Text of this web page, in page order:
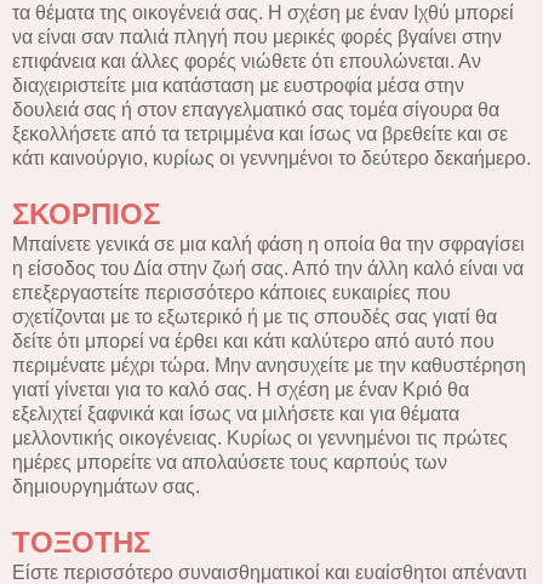
τα θέματα της οικογένειά σας. Η σχέση με έναν Ιχθύ μπορεί
να είναι σαν παλιά πληγή που μερικές φορές βγαίνει στην
επιφάνεια και άλλες φορές νιώθετε ότι επουλώνεται. Αν
διαχειριστείτε μια κατάσταση με ευστροφία μέσα στην
δουλειά σας ή στον επαγγελματικό σας τομέα σίγουρα θα
ξεκολλήσετε από τα τετριμμένα και ίσως να βρεθείτε και σε
κάτι καινούργιο, κυρίως οι γεννημένοι το δεύτερο δεκαήμερο.
ΣΚΟΡΠΙΟΣ
Μπαίνετε γενικά σε μια καλή φάση η οποία θα την σφραγίσει
η είσοδος του Δία στην ζωή σας. Από την άλλη καλό είναι να
επεξεργαστείτε περισσότερο κάποιες ευκαιρίες που
σχετίζονται με το εξωτερικό ή με τις σπουδές σας γιατί θα
δείτε ότι μπορεί να έρθει και κάτι καλύτερο από αυτό που
περιμένατε μέχρι τώρα. Μην ανησυχείτε με την καθυστέρηση
γιατί γίνεται για το καλό σας. Η σχέση με έναν Κριό θα
εξελιχτεί ξαφνικά και ίσως να μιλήσετε και για θέματα
μελλοντικής οικογένειας. Κυρίως οι γεννημένοι τις πρώτες
ημέρες μπορείτε να απολαύσετε τους καρπούς των
δημιουργημάτων σας.
ΤΟΞΟΤΗΣ
Είστε περισσότερο συναισθηματικοί και ευαίσθητοι απέναντι